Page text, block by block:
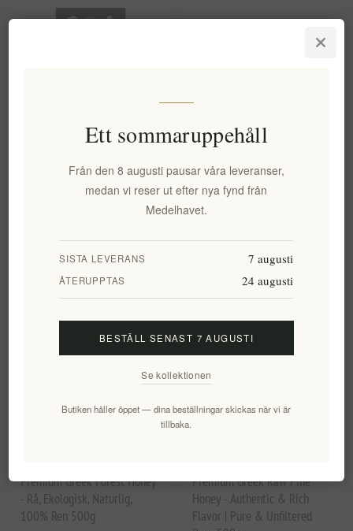
Phylladitakis ekologisk
ljunghonung – Chania, Kreta
Premium Greek Raw Blossom
Honey – Pure, Natural, and
Unfiltered 500g
motsvarar 286,77 kr / 1 kg(s)
Premium Greek Forest Honey
- Rå, Ekologisk, Naturlig,
100% Ren 500g
Premium Greek Raw Pine
Honey - Authentic & Rich
Flavor | Pure & Unfiltered
Ett sommaruppehåll
Från den 8 augusti pausar våra leveranser,
medan vi reser ut efter nya fynd från
Medelhavet.
SISTA LEVERANS 7 augusti
ÅTERUPPTAS 24 augusti
BESTÄLL SENAST 7 AUGUSTI
Se kollektionen
Butiken håller öppet — dina beställningar skickas när vi är
tillbaka.